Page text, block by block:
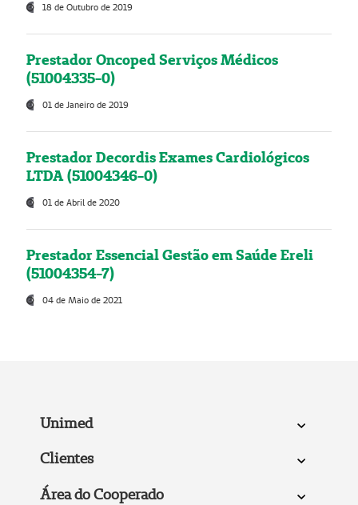
18 de Outubro de 2019
Prestador Oncoped Serviços Médicos
(51004335-0)
01 de Janeiro de 2019
Prestador Decordis Exames Cardiológicos
LTDA (51004346-0)
01 de Abril de 2020
Prestador Essencial Gestão em Saúde Ereli
(51004354-7)
04 de Maio de 2021
Unimed
Clientes
Área do Cooperado